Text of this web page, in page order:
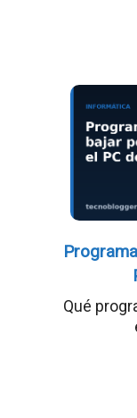
Qué